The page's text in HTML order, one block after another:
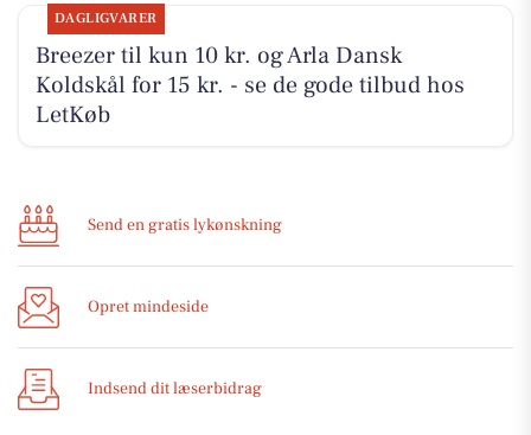
DAGLIGVARER
Breezer til kun 10 kr. og Arla Dansk
Koldskål for 15 kr. - se de gode tilbud hos
LetKøb
Send en gratis lykønskning
Opret mindeside
Indsend dit læserbidrag